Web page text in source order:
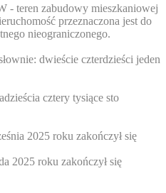
- teren zabudowy mieszkaniowej
przeznaczona jest do
nieograniczonego.
dwieście czterdzieści jeden
cztery tysiące sto
2025 roku zakończył się
2025 roku zakończył się